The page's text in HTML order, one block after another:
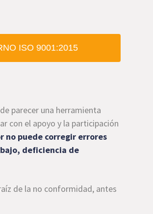
ISO 9001:2015
parecer una herramienta
con el apoyo y la participación
no puede corregir errores
deficiencia de
de la no conformidad, antes